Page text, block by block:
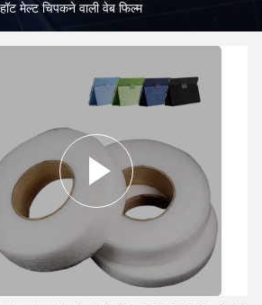
मेल्ट चिपकने वाली वेब फिल्म